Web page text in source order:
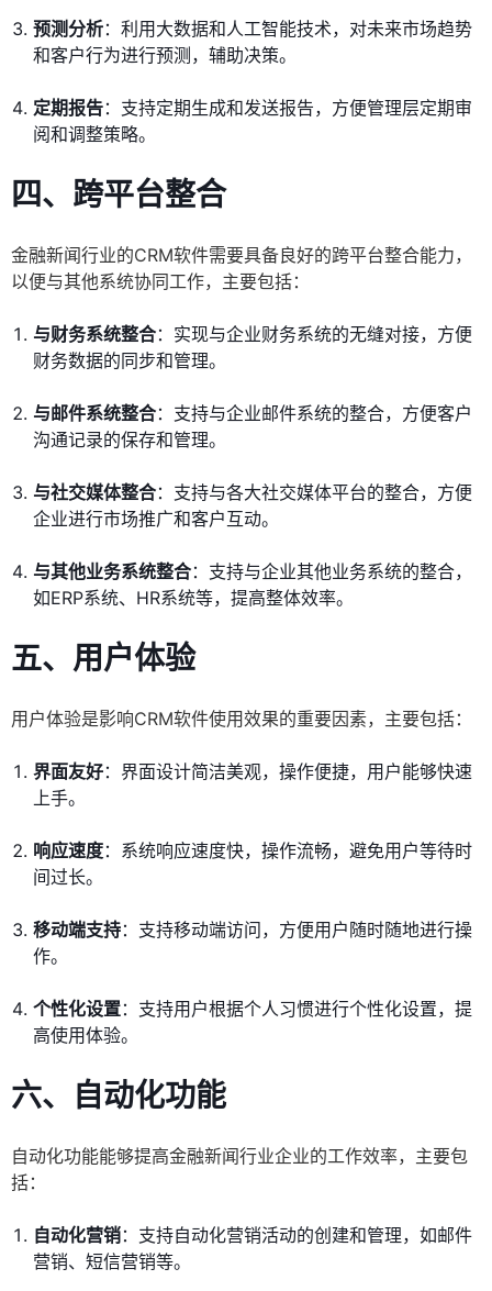
预测分析：利用大数据和人工智能技术，对未来市场趋势
和客户行为进行预测，辅助决策。
定期报告：支持定期生成和发送报告，方便管理层定期审
阅和调整策略。
四、跨平台整合
金融新闻行业的CRM软件需要具备良好的跨平台整合能力，
以便与其他系统协同工作，主要包括：
与财务系统整合：实现与企业财务系统的无缝对接，方便
财务数据的同步和管理。
与邮件系统整合：支持与企业邮件系统的整合，方便客户
沟通记录的保存和管理。
与社交媒体整合：支持与各大社交媒体平台的整合，方便
企业进行市场推广和客户互动。
与其他业务系统整合：支持与企业其他业务系统的整合，
如ERP系统、HR系统等，提高整体效率。
五、用户体验
用户体验是影响CRM软件使用效果的重要因素，主要包括：
界面友好：界面设计简洁美观，操作便捷，用户能够快速
上手。
响应速度：系统响应速度快，操作流畅，避免用户等待时
间过长。
移动端支持：支持移动端访问，方便用户随时随地进行操
作。
个性化设置：支持用户根据个人习惯进行个性化设置，提
高使用体验。
六、自动化功能
自动化功能能够提高金融新闻行业企业的工作效率，主要包
括：
自动化营销：支持自动化营销活动的创建和管理，如邮件
营销、短信营销等。